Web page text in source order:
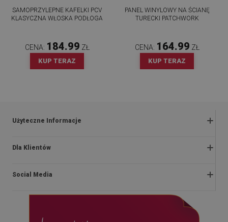
SAMOPRZYLEPNE KAFELKI PCV
KLASYCZNA WŁOSKA PODŁOGA
CENA: 184.99 ZŁ
KUP TERAZ
PANEL WINYLOWY NA ŚCIANĘ
TURECKI PATCHWORK
CENA: 164.99 ZŁ
KUP TERAZ
Użyteczne Informacje
Zwroty i reklamacje
Polityka prywatności i cookies
Dla Klientów
O nas
Social Media
instagram